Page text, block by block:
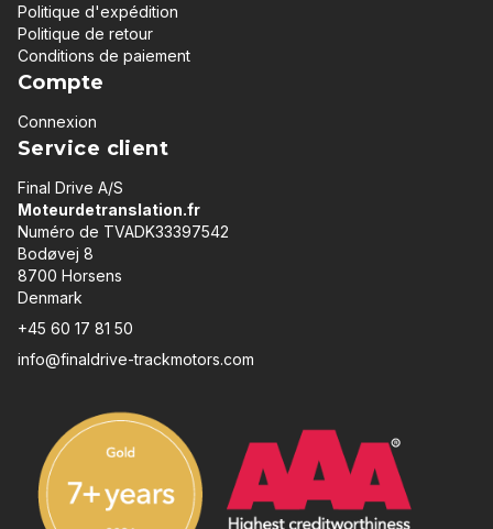
Politique d'expédition
Politique de retour
Conditions de paiement
Compte
Connexion
Service client
Final Drive A/S
Moteurdetranslation.fr
Numéro de TVADK33397542
Bodøvej 8
8700 Horsens
Denmark
+45 60 17 81 50
info@finaldrive-trackmotors.com